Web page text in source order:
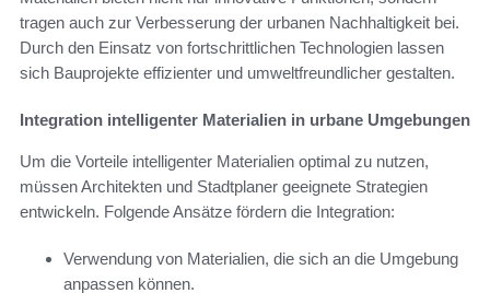
tragen auch zur Verbesserung der urbanen Nachhaltigkeit bei.
Durch den Einsatz von fortschrittlichen Technologien lassen
sich Bauprojekte effizienter und umweltfreundlicher gestalten.
Integration intelligenter Materialien in urbane Umgebungen
Um die Vorteile intelligenter Materialien optimal zu nutzen,
müssen Architekten und Stadtplaner geeignete Strategien
entwickeln. Folgende Ansätze fördern die Integration:
Verwendung von Materialien, die sich an die Umgebung
anpassen können.